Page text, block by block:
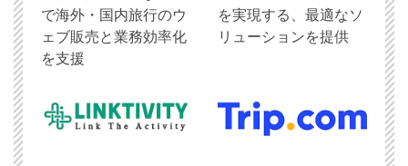
で海外・国内旅行のウ
ェブ販売と業務効率化
を支援
を実現する、最適なソ
リューションを提供